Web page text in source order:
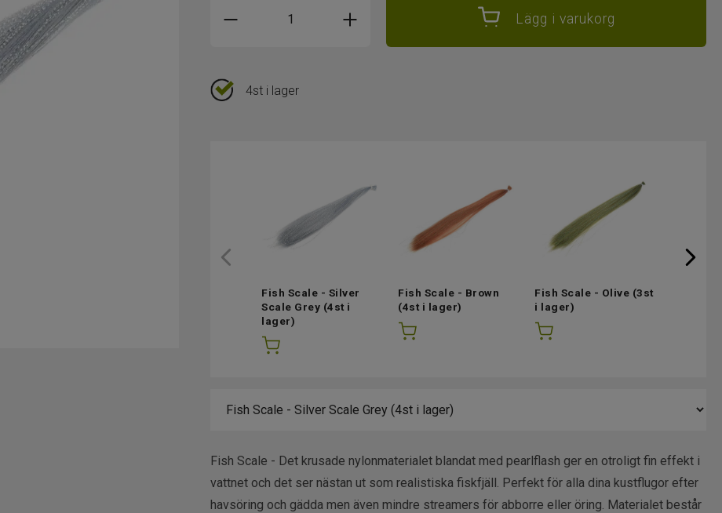
Lägg i varukorg
4st i lager
Fish Scale - Silver
Scale Grey (4st i
lager)
Fish Scale - Brown
(4st i lager)
Fish Scale - Olive (3st
i lager)
Fish Scale - Det krusade nylonmaterialet blandat med pearlflash ger en otroligt fin effekt i
vattnet och det ser nästan ut som realistiska fiskfjäll. Perfekt för alla dina kustflugor efter
havsöring och gädda men även mindre streamers för abborre eller öring. Materialet består